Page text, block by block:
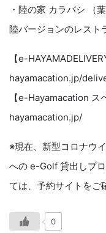
・陸の家 カラバシ （
陸バージョンのレスト
【e-
hayamacation.jp/
【e-Hayamacation
hayamacation.jp/
※現在、新型コロナウ
への e-Golf 貸出しプ
ては、予約サイトをご
0